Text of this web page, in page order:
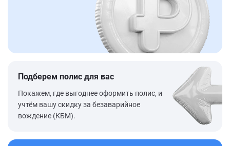
Подберем полис для вас
Покажем, где выгоднее оформить полис, и
учтём вашу скидку за безаварийное
вождение (КБМ).